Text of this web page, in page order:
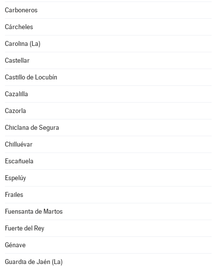
Carboneros
Cárcheles
Carolina (La)
Castellar
Castillo de Locubín
Cazalilla
Cazorla
Chiclana de Segura
Chilluévar
Escañuela
Espelúy
Frailes
Fuensanta de Martos
Fuerte del Rey
Génave
Guardia de Jaén (La)